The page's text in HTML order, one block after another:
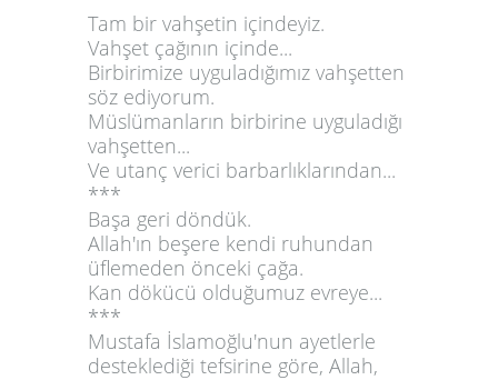
Tam bir vahşetin içindeyiz.
Vahşet çağının içinde...
Birbirimize uyguladığımız vahşetten
söz ediyorum.
Müslümanların birbirine uyguladığı
vahşetten...
Ve utanç verici barbarlıklarından...
***
Başa geri döndük.
Allah'ın beşere kendi ruhundan
üflemeden önceki çağa.
Kan dökücü olduğumuz evreye...
***
Mustafa İslamoğlu'nun ayetlerle
desteklediği tefsirine göre, Allah,